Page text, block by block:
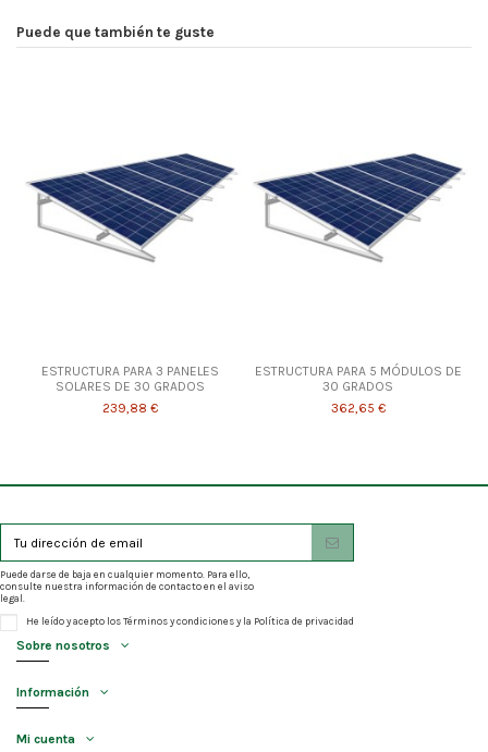
Puede que también te guste
ESTRUCTURA PARA 3 PANELES
SOLARES DE 30 GRADOS
239,88 €
ESTRUCTURA PARA 5 MÓDULOS DE
30 GRADOS
362,65 €
Puede darse de baja en cualquier momento. Para ello,
consulte nuestra información de contacto en el aviso
legal.
He leído y acepto losTérminos y condicionesy la Política de privacidad
Sobre nosotros
Información
Mi cuenta